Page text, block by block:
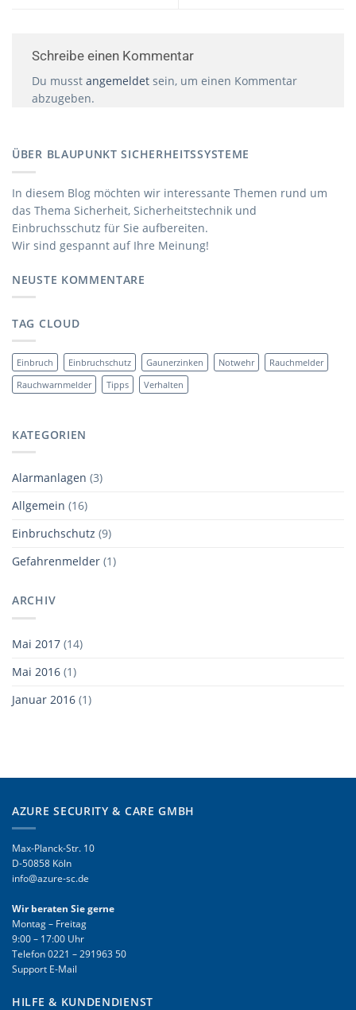
Schreibe einen Kommentar
Du musst angemeldet sein, um einen Kommentar
abzugeben.
ÜBER BLAUPUNKT SICHERHEITSSYSTEME
In diesem Blog möchten wir interessante Themen rund um
das Thema Sicherheit, Sicherheitstechnik und
Einbruchsschutz für Sie aufbereiten.
Wir sind gespannt auf Ihre Meinung!
NEUSTE KOMMENTARE
TAG CLOUD
Einbruch Einbruchschutz Gaunerzinken Notwehr
Rauchmelder
Rauchwarnmelder
Tipps Verhalten
KATEGORIEN
Alarmanlagen (3)
Allgemein (16)
Einbruchschutz (9)
Gefahrenmelder (1)
ARCHIV
Mai 2017 (14)
Mai 2016 (1)
Januar 2016 (1)
AZURE SECURITY & CARE GMBH
Max-Planck-Str. 10
D-50858 Köln
info@azure-sc.de
Wir beraten Sie gerne
Montag – Freitag
9:00 – 17:00 Uhr
Telefon0221 – 291963 50
Support E-Mail
HILFE & KUNDENDIENST